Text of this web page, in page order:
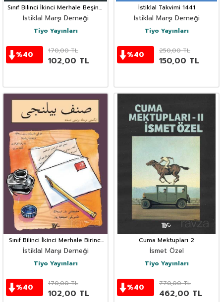
Sınıf Bilinci İkinci Merhale Beşinci
Nüsha
İstiklal Marşı Derneği
Tiyo Yayınları
%40 170,00TL
102,00 TL
İstiklal Takvimi 1441
İstiklal Marşı Derneği
Tiyo Yayınları
%40 250,00TL
150,00 TL
Sınıf Bilinci İkinci Merhale Birinci
Nüsha
İstiklal Marşı Derneği
Tiyo Yayınları
%40 170,00TL
102,00 TL
Cuma Mektupları 2
İsmet Özel
Tiyo Yayınları
%40 770,00TL
462,00 TL